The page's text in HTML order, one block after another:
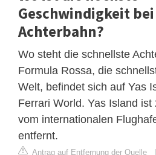
Geschwindigkeit
Achterbahn?
Wo steht die schnellste
Formula Rossa, die
Welt, befindet sich auf Yas
Ferrari World. Yas Island ist
vom internationalen
entfernt.
Antrag auf Entfernung der Quelle